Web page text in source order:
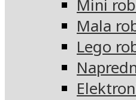
Mini
Mala
Lego